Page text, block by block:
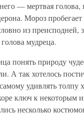
— мертвая голова,
Мороз
из преисподней,
мудреца.
понять природу
А так хотелось
удивлять
ключ к некоторым
несколько